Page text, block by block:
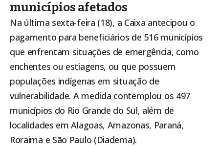
municípios afetados
Na última sexta-feira (18), a Caixa antecipou o
pagamento para beneficiários de 516 municípios
que enfrentam situações de emergência, como
enchentes ou estiagens, ou que possuem
populações indígenas em situação de
vulnerabilidade. A medida contemplou os 497
municípios do Rio Grande do Sul, além de
localidades em Alagoas, Amazonas, Paraná,
Roraima e São Paulo (Diadema).